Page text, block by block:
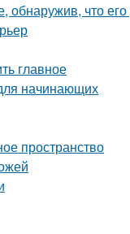
что его
главное
начинающих
пространство